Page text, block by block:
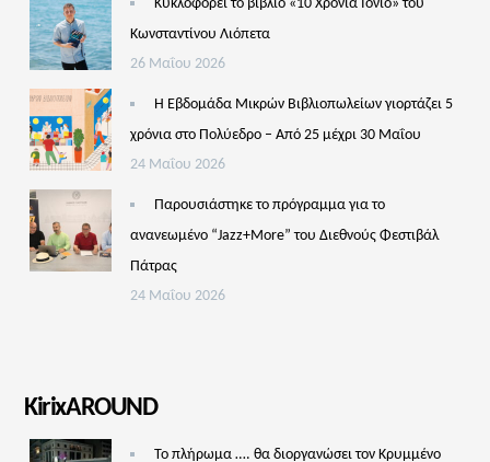
Κυκλοφορεί το βιβλίο «10 Χρόνια Ιόνιο» του
Κωνσταντίνου Λιόπετα
26 Μαΐου 2026
Η Εβδομάδα Μικρών Βιβλιοπωλείων γιορτάζει 5
χρόνια στο Πολύεδρο – Από 25 μέχρι 30 Μαΐου
24 Μαΐου 2026
Παρουσιάστηκε το πρόγραμμα για το
ανανεωμένο “Jazz+More” του Διεθνούς Φεστιβάλ
Πάτρας
24 Μαΐου 2026
KirixAROUND
Το πλήρωμα …. θα διοργανώσει τον Κρυμμένο